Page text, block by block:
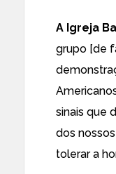
A Igreja
grupo [de
sinais que
dos
tolerar a